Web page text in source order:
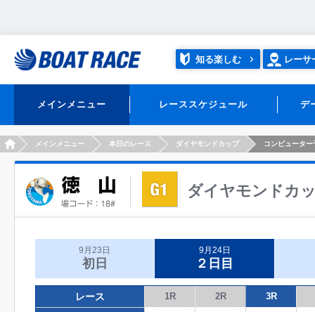
知る楽しむ レーサ
メインメニュー レーススケジュール デ
HOMEメインメニュー 本日のレース ダイヤモンドカップ コンピューター
ダイヤモンドカ
9月23日
初日
9月24日
２日目
レース 1R 2R 3R